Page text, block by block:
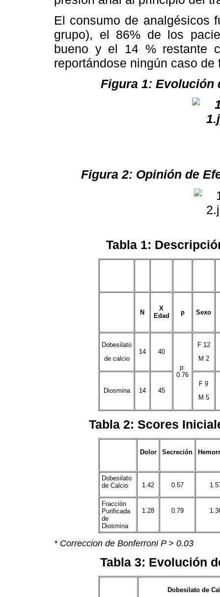
El consumo de analgésicos
grupo), el 86% de los
bueno y el 14 % restante
reportándose ningún caso de
Figura 1: Evolución
Figura 2: Opinión de
Tabla 1:
N
X
Edad
p Sexo
Dobesilato
de calcio
14 40
p:
0.76
F 12
M 2
Diosmina 14 45
F 9
M 5
Tabla 2: Scores
Dolor Secreción
Dobesilato
de Calcio
1.42 0.57
Fracción
Purificada
de
Diosmina
1.28 0.79
* Correccion de Bonferroni P > 0.03
Tabla 3: Evolución
Dobesilato de